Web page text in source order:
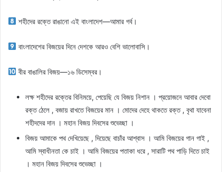
শহীদের রক্তে রাঙানো এই বাংলাদেশ—আমার গর্ব।
বাংলাদেশের বিজয়ের দিনে দেশকে আরও বেশি ভালোবাসি।
বীর বাঙালির বিজয়—১৬ ডিসেম্বর।
লক্ষ শহীদের রক্তের বিনিময়ে, পেয়েছি যে বিজয় নিশান । প্রয়োজনে আবার দেবো
রক্ত ঠেলে , বজায় রাখতে বিজয়ের মান । মোদের দেহে থাকতে রক্ত , বৃথা যাবেনা
শহীদদের দান । মহান বিজয় দিবসের শুভেচ্ছা ।
বিজয় আমাকে পথ দেখিয়েছে , দিয়েছে বাচাঁর আশ্বাস । আমি বিজয়ের গান গাই ,
আমি স্বাধীনতা কে চাই । আমি বিজয়ের পতাকা ধরে , সারাটি পথ পাড়ি দিতে চাই
। মহান বিজয় দিবসের শুভেচ্ছা ।